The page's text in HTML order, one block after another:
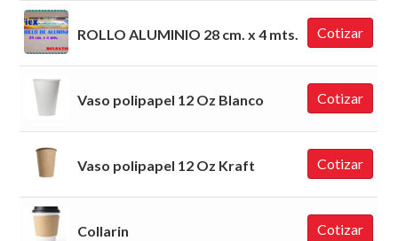
Articulos de Libreria
Bandas
Bandejas
Blondas
Bolsas
Carteles
Cartón
ROLLO ALUMINIO 28 cm. x 4 mts. Cotizar
Vaso polipapel 12 Oz Blanco Cotizar
Vaso polipapel 12 Oz Kraft Cotizar
Collarin Cotizar